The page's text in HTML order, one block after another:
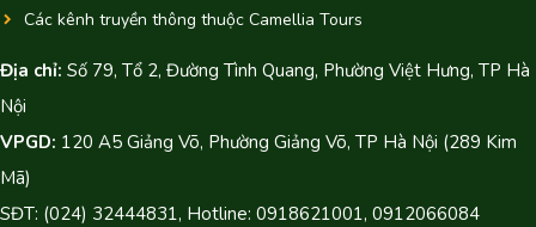
Các kênh truyền thông thuộc Camellia Tours
Địa chỉ: Số 79, Tổ 2, Đường Tình Quang, Phường Việt Hưng, TP Hà
Nội
VPGD: 120 A5 Giảng Võ, Phường Giảng Võ, TP Hà Nội (289 Kim
Mã)
SĐT: (024) 32444831, Hotline: 0918621001, 0912066084